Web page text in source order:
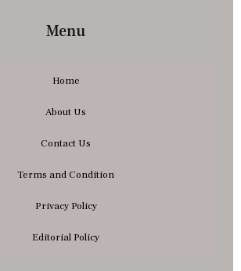
Menu
Home
About Us
Contact Us
Terms and Condition
Privacy Policy
Editorial Policy